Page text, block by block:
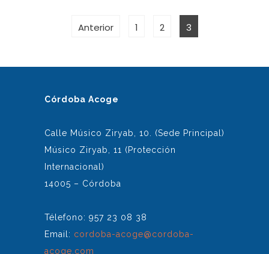
Anterior Página
1 Página
2 Página
3
Córdoba Acoge
Calle Músico Ziryab, 10. (Sede Principal)
Músico Ziryab, 11 (Protección
Internacional)
14005 – Córdoba
Télefono: 957 23 08 38
Email: cordoba-acoge@cordoba-
acoge.com